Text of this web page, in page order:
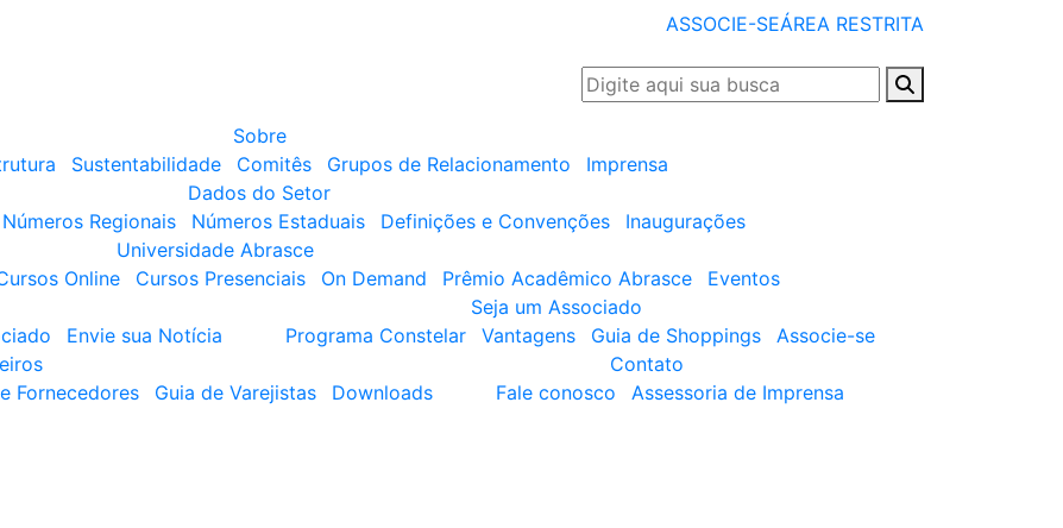
ASSOCIE-SEÁREA RESTRITA
Sobre
Sustentabilidade Comitês Grupos de Relacionamento
Imprensa
Dados do Setor
Números Regionais Números Estaduais Definições e Convenções
Inaugurações
Universidade Abrasce
Online Cursos Presenciais On Demand Prêmio Acadêmico Abrasce
Eventos
Envie sua Notícia
Seja um Associado
Programa Constelar
Vantagens Guia de Shoppings
Associe-se
Fornecedores Guia de Varejistas Downloads
Contato
Fale conosco
Assessoria de Imprensa